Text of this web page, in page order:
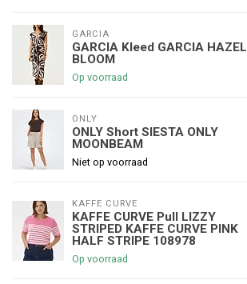
GARCIA
GARCIA Kleed GARCIA HAZEL
BLOOM
Op voorraad
ONLY
ONLY Short SIESTA ONLY
MOONBEAM
Niet op voorraad
KAFFE CURVE
KAFFE CURVE Pull LIZZY
STRIPED KAFFE CURVE PINK
HALF STRIPE 108978
Op voorraad